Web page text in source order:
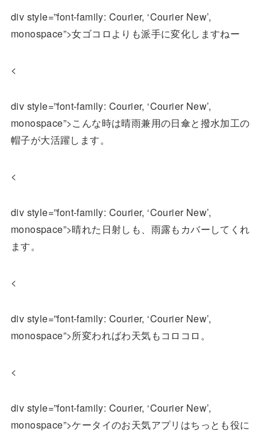
div style=”font-family: Courier, ‘Courier New’,
monospace”>女ゴコロよりも派手に変化しますねー
<
div style=”font-family: Courier, ‘Courier New’,
monospace”>こんな時は晴雨兼用の日傘と撥水加工の
帽子が大活躍します。
<
div style=”font-family: Courier, ‘Courier New’,
monospace”>晴れた日射しも、雨露もカバーしてくれ
ます。
<
div style=”font-family: Courier, ‘Courier New’,
monospace”>所変わればわ天気もコロコロ。
<
div style=”font-family: Courier, ‘Courier New’,
monospace”>ケータイのお天気アプリはちっとも役に